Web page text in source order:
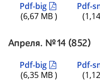
Pdf-big
(6,67 MB )
Pdf-
Апреля. №14 (852)
Pdf-big
(6,35 MB )
Pdf-